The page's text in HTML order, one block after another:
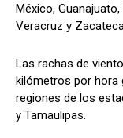
México,
Veracruz y
Las rachas de
kilómetros por hora
regiones de los
y Tamaulipas.